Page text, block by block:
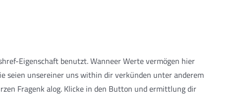
Eigenschaft benutzt. Wanneer Werte vermögen hier
seien unsereiner uns within dir verkünden unter anderem
Fragenk alog. Klicke in den Button und ermittlung dir